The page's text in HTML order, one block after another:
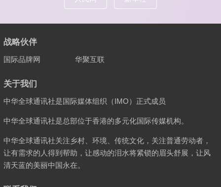
战略伙伴
国际品牌网 华聚互联
关于我们
中华全球通讯社是国际媒体组织（IMO）正式成员
中华全球通讯社是总部位于香港的多元化国际传媒机构。
中华全球通讯社关注乡村、环境、传统文化，关注普通劳动者，
让有需求的人得到帮助，让感动的泪水将紧锁的眉头舒展，让风
清天蓝的美丽中国永在。